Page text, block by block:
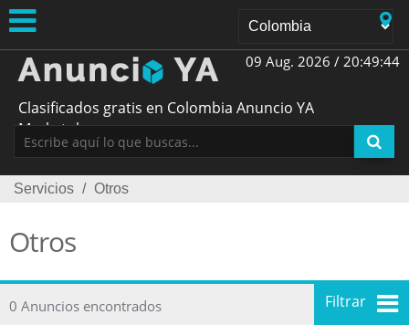
09 Aug. 2026 / 20:49:44
Clasificados gratis en Colombia Anuncio YA
Marketplace
Servicios / Otros
Otros
0 Anuncios encontrados Filtrar